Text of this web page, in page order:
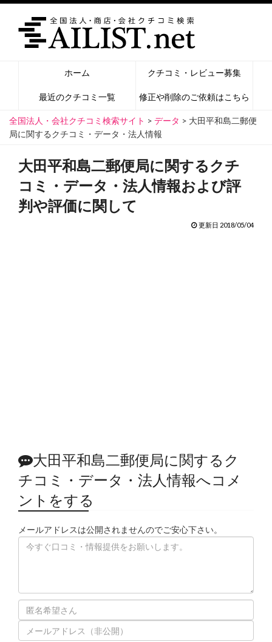
ホーム クチコミ・レビュー募集
最近のクチコミ一覧 修正や削除のご依頼はこちら
全国法人・会社クチコミ検索サイト > データ > 大田平和島二郵便
局に関するクチコミ・データ・法人情報
大田平和島二郵便局に関するクチ
コミ・データ・法人情報および評
判や評価に関して
更新日 2018/05/04
大田平和島二郵便局に関するク
チコミ・データ・法人情報へコメ
ントをする
メールアドレスは公開されませんのでご安心下さい。